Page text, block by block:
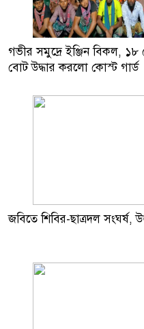
পথ হারালে
নেবো: ড.
গভীর
ফের বেড়েছে
পয়েন্টে
গভীর সমুদ্রে ইঞ্জিন বিকল, ১৮
বোট উদ্ধার করলো কোস্ট গার্ড
জবিতে শিবির-ছাত্রদল সংঘর্ষ,